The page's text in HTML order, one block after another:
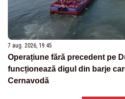
7 aug. 2026, 19:45
Operațiune fără precedent pe
funcționează digul din barje
Cernavodă